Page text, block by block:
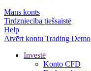
Mans konts
Tirdzniecība tiešsaistē
Help
Atvērt kontu Trading Demo
Investē
Konto CFD